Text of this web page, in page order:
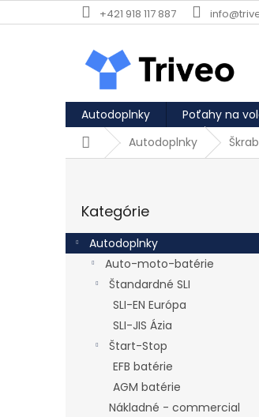
Prejsť na obsah +421 918 117 887
Autodoplnky Poťahy na
DomovAutodoplnky
Kategórie
Autodoplnky
Auto-moto-batérie
Štandardné SLI
SLI-EN Európa
SLI-JIS Ázia
Štart-Stop
EFB batérie
AGM batérie
Nákladné - commercial